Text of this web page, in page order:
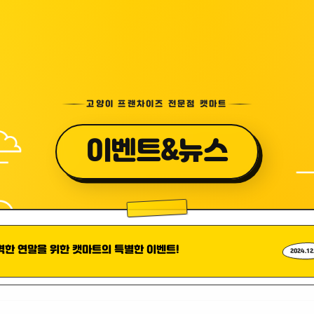
고양이 프랜차이즈 전문점 캣마트
이벤트&뉴스
한 연말을 위한 캣마트의 특별한 이벤트!